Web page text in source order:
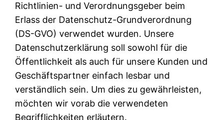
Richtlinien- und Verordnungsgeber beim
Erlass der Datenschutz-Grundverordnung
(DS-GVO) verwendet wurden. Unsere
Datenschutzerklärung soll sowohl für die
Öffentlichkeit als auch für unsere Kunden und
Geschäftspartner einfach lesbar und
verständlich sein. Um dies zu gewährleisten,
möchten wir vorab die verwendeten
Begrifflichkeiten erläutern.